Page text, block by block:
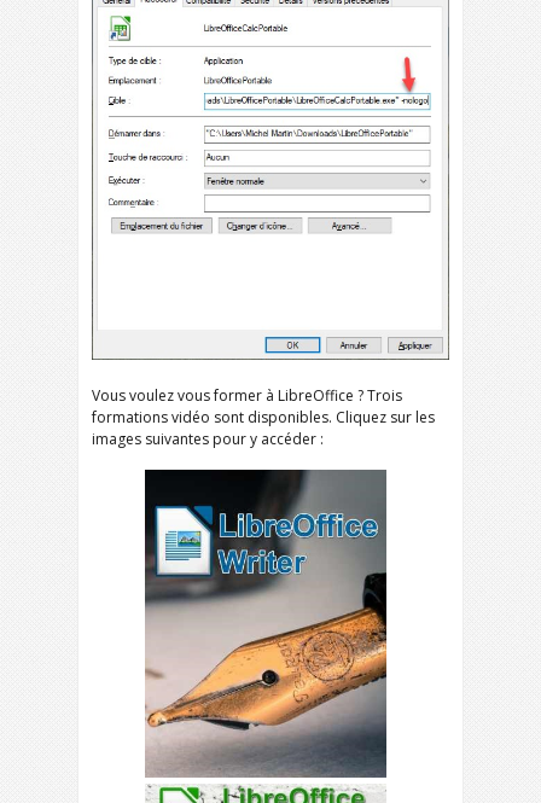
Vous voulez vous former à LibreOffice ? Trois
formations vidéo sont disponibles. Cliquez sur les
images suivantes pour y accéder :